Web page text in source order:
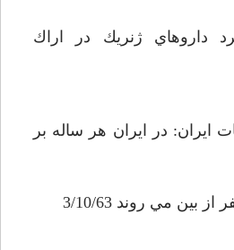
داروهاي ژنريك در اراك
ايران: در ايران هر ساله بر